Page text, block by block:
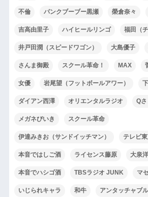
不倫 パンクブーブー黒瀬 榮倉奈々
吉高由里子 ハイヒールリンゴ 福田（
井戸田潤（スピードワゴン） 大島優子
さんま御殿 スクール革命！ MAX
女優 岩尾望（フットボールアワー）
ダイアン西澤 オリエンタルラジオ Qさ
メガネびいき スクール革命
伊達みきお（サンドイッチマン） テレビ
本音ではしご酒 ライセンス藤原 大泉洋
本音でハシゴ酒 TBSラジオ JUNK マ
いじられキャラ 和牛 アンタッチャブ